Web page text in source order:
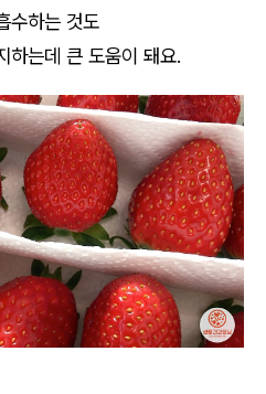
수하는 것도
하는데 큰 도움이 돼요.